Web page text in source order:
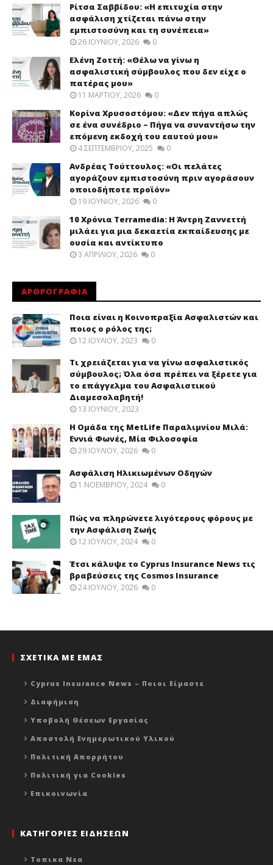
Ρίτσα Σαββίδου: «Η επιτυχία στην
ασφάλιση χτίζεται πάνω στην
εμπιστοσύνη και τη συνέπεια»
26 ΙΟΥΝΊΟΥ, 2026 0
Ελένη Ζοττή: «Θέλω να γίνω η
ασφαλιστική σύμβουλος που δεν είχε ο
πατέρας μου»
11 ΜΑΡΤΊΟΥ, 2026 0
Κορίνα Χρυσοστόμου: «Δεν πήγα απλώς
σε ένα συνέδριο – Πήγα να συναντήσω την
επόμενη εκδοχή του εαυτού μου»
4 ΣΕΠΤΕΜΒΡΊΟΥ, 2025 0
Ανδρέας Τούττουλος: «Οι πελάτες
αγοράζουν εμπιστοσύνη πριν αγοράσουν
οποιοδήποτε προϊόν»
19 ΙΟΥΝΊΟΥ, 2026 0
10 Χρόνια Terramedia: Η Άντρη Ζαννεττή
μιλάει για μια δεκαετία εκπαίδευσης με
ουσία και αντίκτυπο
3 ΑΠΡΙΛΊΟΥ, 2026 0
ΑΡΘΡΟΓΡΑΦΙΑ
Ποια είναι η Κοινοπραξία Ασφαλιστών και
ποιος ο ρόλος της;
12 ΙΟΥΛΊΟΥ, 2023 0
Τι χρειάζεται για να γίνω ασφαλιστικός
σύμβουλος; Όλα όσα πρέπει να ξέρετε για
το επάγγελμα του Ασφαλιστικού
Διαμεσολαβητή!
13 ΙΟΥΝΊΟΥ, 2023
Η Ομάδα της MetLife Παραλιμνίου Μιλά:
Εννιά Φωνές, Μία Φιλοσοφία
29 ΙΟΥΛΊΟΥ, 2026 0
Ασφάλιση Ηλικιωμένων Οδηγών
1 ΝΟΕΜΒΡΊΟΥ, 2024 0
Πώς να πληρώνετε λιγότερους φόρους με
την Ασφάλιση Ζωής
12 ΙΟΥΛΊΟΥ, 2024 0
Έτσι κάλυψε το Cyprus Insurance News τις
βραβεύσεις της Cosmos Insurance
24 ΙΟΥΛΊΟΥ, 2026 0
ΣΧΕΤΙΚΑ ΜΕ ΕΜΑΣ
Cyprus Insurance News – Ποιοι Είμαστε
Διαφήμιση
Υποβολή Θέσεων Εργασίας
Αποστολή Ενημερωτικού Υλικού
Πολιτική Απορρήτου
Πολιτική για Cookies
Επικοινωνία
ΚΑΤΗΓΟΡΙΕΣ ΕΙΔΗΣΕΩΝ
Τοπικα Νεα